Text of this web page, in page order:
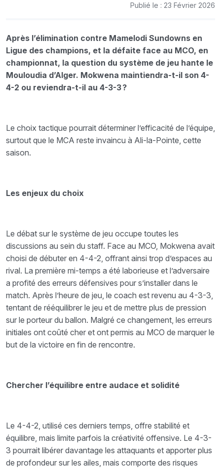
Publié le : 23 Février 2026
Après l’élimination contre Mamelodi Sundowns en
Ligue des champions, et la défaite face au MCO, en
championnat, la question du système de jeu hante le
Mouloudia d’Alger. Mokwena maintiendra-t-il son 4-
4-2 ou reviendra-t-il au 4-3-3 ?
Le choix tactique pourrait déterminer l’efficacité de l’équipe,
surtout que le MCA reste invaincu à Ali-la-Pointe, cette
saison.
Les enjeux du choix
Le débat sur le système de jeu occupe toutes les
discussions au sein du staff. Face au MCO, Mokwena avait
choisi de débuter en 4-4-2, offrant ainsi trop d’espaces au
rival. La première mi-temps a été laborieuse et l’adversaire
a profité des erreurs défensives pour s’installer dans le
match. Après l’heure de jeu, le coach est revenu au 4-3-3,
tentant de rééquilibrer le jeu et de mettre plus de pression
sur le porteur du ballon. Malgré ce changement, les erreurs
initiales ont coûté cher et ont permis au MCO de marquer le
but de la victoire en fin de rencontre.
Chercher l’équilibre entre audace et solidité
Le 4-4-2, utilisé ces derniers temps, offre stabilité et
équilibre, mais limite parfois la créativité offensive. Le 4-3-
3 pourrait libérer davantage les attaquants et apporter plus
de profondeur sur les ailes, mais comporte des risques